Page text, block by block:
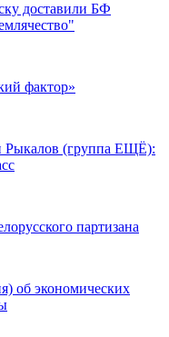
доставили БФ
фактор»
(группа ЕЩЁ):
партизана
об экономических